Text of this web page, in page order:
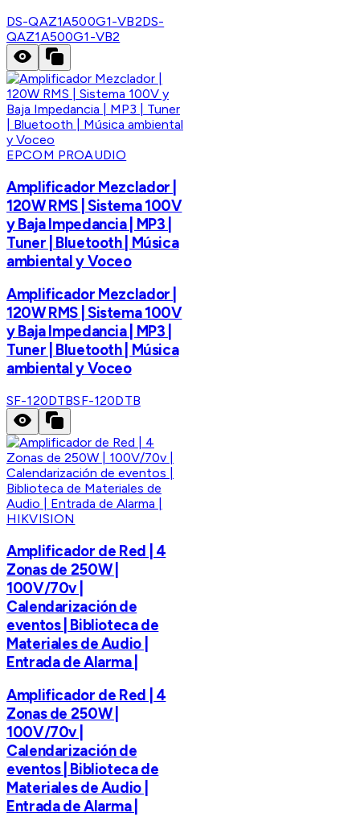
DS-QAZ1A500G1-VB2DS-
QAZ1A500G1-VB2
EPCOM PROAUDIO
Amplificador Mezclador |
120W RMS | Sistema 100V
y Baja Impedancia | MP3 |
Tuner | Bluetooth | Música
ambiental y Voceo
Amplificador Mezclador |
120W RMS | Sistema 100V
y Baja Impedancia | MP3 |
Tuner | Bluetooth | Música
ambiental y Voceo
SF-120DTBSF-120DTB
HIKVISION
Amplificador de Red | 4
Zonas de 250W |
100V/70v |
Calendarización de
eventos | Biblioteca de
Materiales de Audio |
Entrada de Alarma |
Amplificador de Red | 4
Zonas de 250W |
100V/70v |
Calendarización de
eventos | Biblioteca de
Materiales de Audio |
Entrada de Alarma |